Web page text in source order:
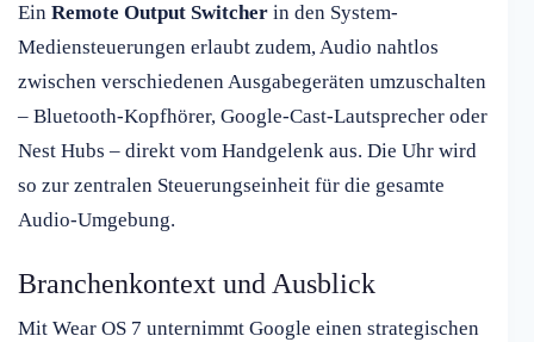
Ein Remote Output Switcher in den System-
Mediensteuerungen erlaubt zudem, Audio nahtlos
zwischen verschiedenen Ausgabegeräten umzuschalten
– Bluetooth-Kopfhörer, Google-Cast-Lautsprecher oder
Nest Hubs – direkt vom Handgelenk aus. Die Uhr wird
so zur zentralen Steuerungseinheit für die gesamte
Audio-Umgebung.
Branchenkontext und Ausblick
Mit Wear OS 7 unternimmt Google einen strategischen